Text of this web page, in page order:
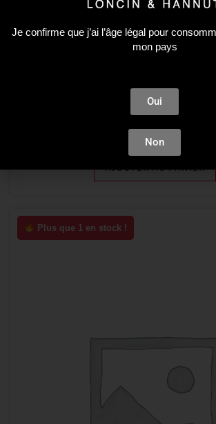
AJOUTER AU PANIER
ABK6 HONEY COGNAC
46,09€
AJOUTER AU PANIER
Plus que 1 en stock !
Je confirme que j’ai l’âge légal pour
mon pays
Oui
Non